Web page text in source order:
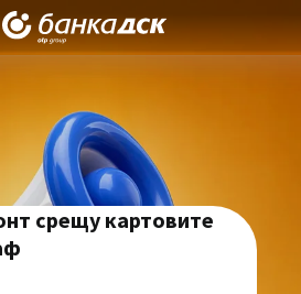
срещу картовите